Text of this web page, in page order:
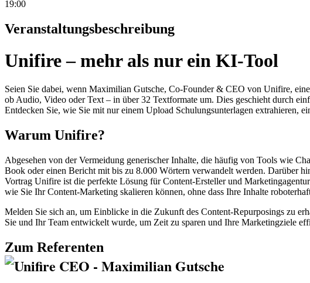
19:00
Veranstaltungsbeschreibung
Unifire – mehr als nur ein KI-Tool
Seien Sie dabei, wenn Maximilian Gutsche, Co-Founder & CEO von Unifire,
ob Audio, Video oder Text – in über 32 Textformate um. Dies geschieht durch
Entdecken Sie, wie Sie mit nur einem Upload Schulungsunterlagen extrahieren,
Warum Unifire?
Abgesehen von der Vermeidung generischer Inhalte, die häufig von Tools wie
Book oder einen Bericht mit bis zu 8.000 Wörtern verwandelt werden. Darüber
Vortrag Unifire ist die perfekte Lösung für Content-Ersteller und
wie Sie Ihr Content-Marketing skalieren können, ohne dass Ihre Inhalte
Melden Sie sich an, um Einblicke in die Zukunft des Content-Repurposings zu
Sie und Ihr Team entwickelt wurde, um Zeit zu sparen und Ihre Marketingziele
Zum Referenten